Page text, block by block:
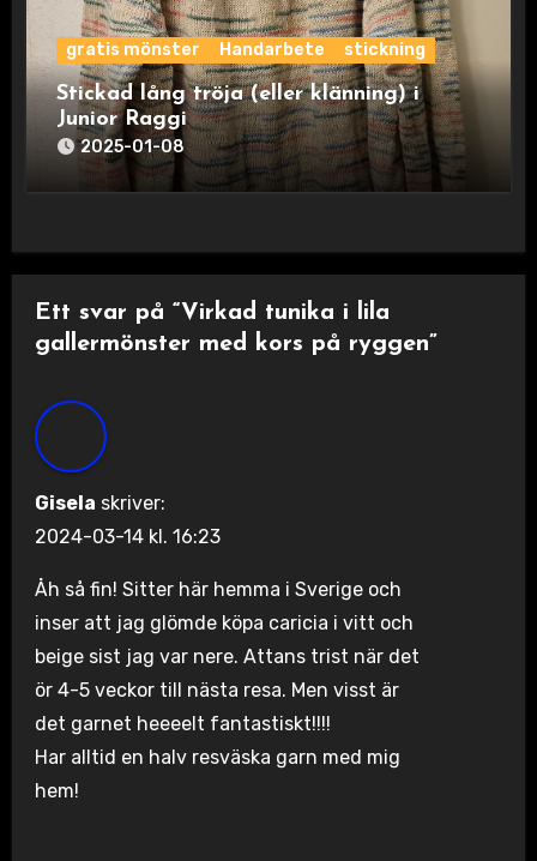
gratis mönster Handarbete stickning
Stickad lång tröja (eller klänning) i
Junior Raggi
2025-01-08
Ett svar på “Virkad tunika i lila
gallermönster med kors på ryggen”
Gisela skriver:
2024-03-14 kl. 16:23
Åh så fin! Sitter här hemma i Sverige och
inser att jag glömde köpa caricia i vitt och
beige sist jag var nere. Attans trist när det
ör 4-5 veckor till nästa resa. Men visst är
det garnet heeeelt fantastiskt!!!!
Har alltid en halv resväska garn med mig
hem!